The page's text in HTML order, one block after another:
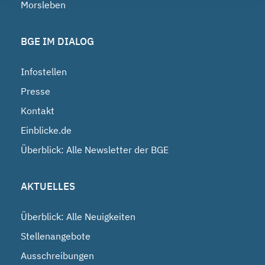
Morsleben
BGE IM DIALOG
Infostellen
Presse
Kontakt
Einblicke.de
Überblick: Alle Newsletter der BGE
AKTUELLES
Überblick: Alle Neuigkeiten
Stellenangebote
Ausschreibungen